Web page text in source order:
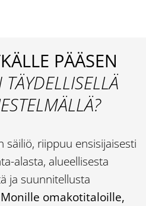
PÄÄSEN
säiliö, riippuu ensisijaisesti
alasta, alueellisesta
ja suunnitellusta
Monille omakotitaloille,